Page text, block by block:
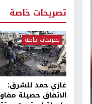
تصريحات خاصة
تصريحات خاصة
غازي حمد للشرق:
الاتفاق حصيلة